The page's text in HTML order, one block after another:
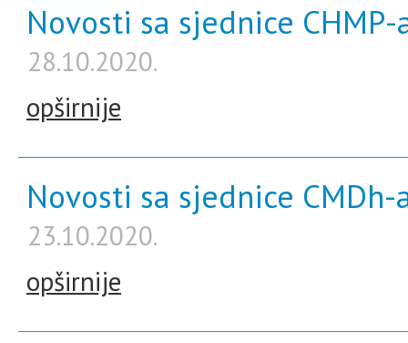
Novosti sa sjednice
28.10.2020.
opširnije
Novosti sa sjednice
23.10.2020.
opširnije